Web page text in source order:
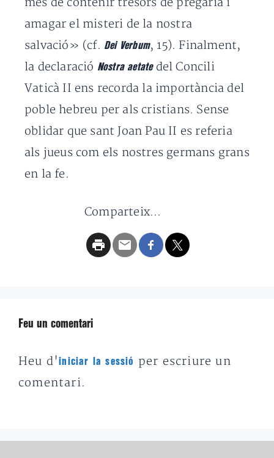
amagar el misteri de la nostra
salvació» (cf. Dei Verbum, 15). Finalment,
la declaració Nostra aetatedel Concili
Vaticà II ens recorda la importància del
poble hebreu per als cristians. Sense
oblidar que sant Joan Pau II es referia
als jueus com els nostres germans grans
en la fe.
Comparteix...
Feu un comentari
Heu d'iniciar la sessió
per escriure un
comentari.